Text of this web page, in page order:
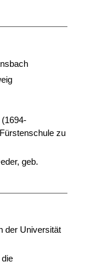
zu
geb.
der Universität